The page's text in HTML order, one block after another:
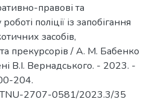
правові та
поліції із запобігання
засобів,
прекурсорів / А. М. Бабенко
В.І. Вернадського. - 2023. -
204.
2707-0581/2023.3/35